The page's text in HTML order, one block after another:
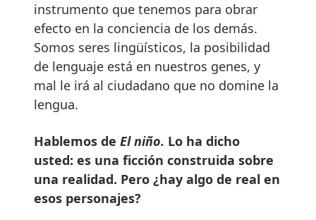
instrumento que tenemos para obrar
efecto en la conciencia de los demás.
Somos seres lingüísticos, la posibilidad
de lenguaje está en nuestros genes, y
mal le irá al ciudadano que no domine la
lengua.
Hablemos de El niño. Lo ha dicho
usted: es una ficción construida sobre
una realidad. Pero ¿hay algo de real en
esos personajes?